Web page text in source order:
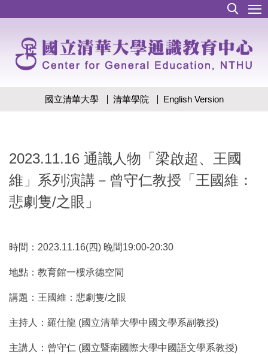
國立清華大學 清華學院 English Version
2023.11.16 通識人物「梁啟超、王國
維」系列演講－曾守仁教授「王國維：
悲劇隻/之眼」
時間：2023.11.16(四) 晚間19:00-20:30
地點：教育館一樓承德空間
講題：王國維：悲劇隻/之眼
主持人：羅仕龍 (國立清華大學中國文學系副教授)
主講人：曾守仁 (國立暨南國際大學中國語文學系教授)